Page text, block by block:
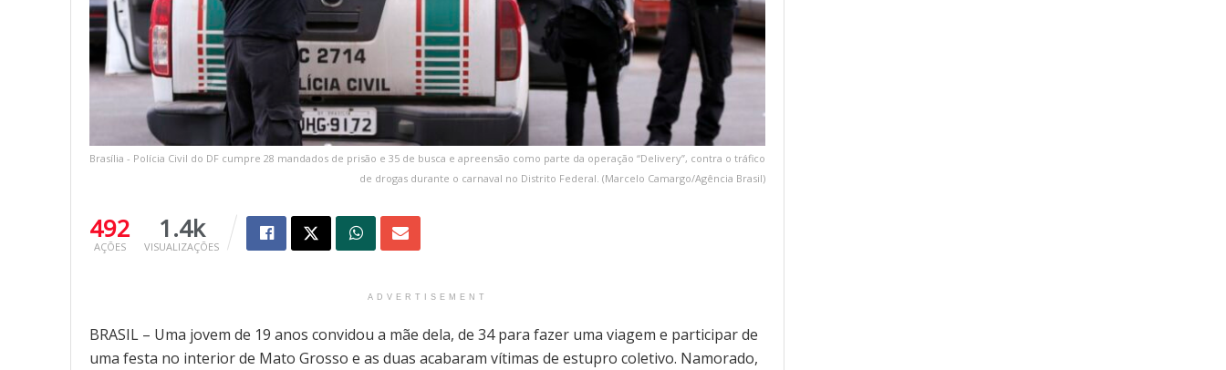
Brasília - Polícia Civil do DF cumpre 28 mandados de prisão e 35 de busca e apreensão como parte da operação “Delivery”, contra o tráfico
de drogas durante o carnaval no Distrito Federal. (Marcelo Camargo/Agência Brasil)
492
AÇÕES
1.4k
VISUALIZAÇÕES
ADVERTISEMENT
BRASIL – Uma jovem de 19 anos convidou a mãe dela, de 34 para fazer uma viagem e participar de
uma festa no interior de Mato Grosso e as duas acabaram vítimas de estupro coletivo. Namorado,